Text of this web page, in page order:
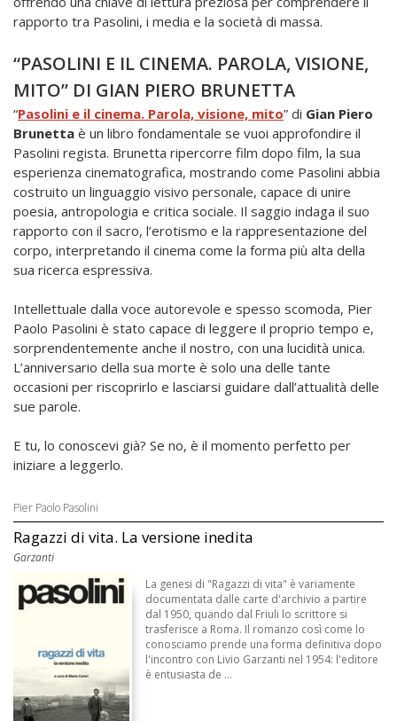
rapporto tra Pasolini, i media e la società di massa.
“PASOLINI E IL CINEMA. PAROLA, VISIONE,
MITO” DI GIAN PIERO BRUNETTA
“Pasolini e il cinema. Parola, visione, mito” di Gian Piero
Brunetta è un libro fondamentale se vuoi approfondire il
Pasolini regista. Brunetta ripercorre film dopo film, la sua
esperienza cinematografica, mostrando come Pasolini abbia
costruito un linguaggio visivo personale, capace di unire
poesia, antropologia e critica sociale. Il saggio indaga il suo
rapporto con il sacro, l’erotismo e la rappresentazione del
corpo, interpretando il cinema come la forma più alta della
sua ricerca espressiva.
Intellettuale dalla voce autorevole e spesso scomoda, Pier
Paolo Pasolini è stato capace di leggere il proprio tempo e,
sorprendentemente anche il nostro, con una lucidità unica.
L’anniversario della sua morte è solo una delle tante
occasioni per riscoprirlo e lasciarsi guidare dall’attualità delle
sue parole.
E tu, lo conoscevi già? Se no, è il momento perfetto per
iniziare a leggerlo.
Pier Paolo Pasolini
Ragazzi di vita. La versione inedita
Garzanti
La genesi di "Ragazzi di vita" è variamente
documentata dalle carte d'archivio a partire
dal 1950, quando dal Friuli lo scrittore si
trasferisce a Roma. Il romanzo così come lo
conosciamo prende una forma definitiva dopo
l'incontro con Livio Garzanti nel 1954: l'editore
è entusiasta de ...